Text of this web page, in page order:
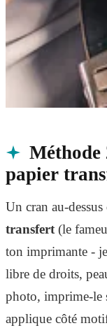
papier
Un cran au-
transfert (le
ton imprimante -
libre de droits,
photo, imprime-le
applique côté